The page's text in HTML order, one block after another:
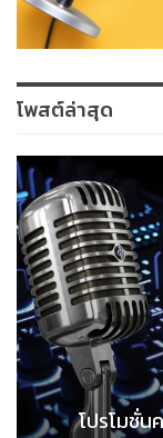
โพสต์ล่าสุด
โปรโมชั่น